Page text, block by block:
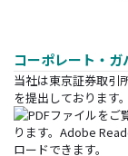
コーポレート・
当社は東京証券取引
を提出しております。